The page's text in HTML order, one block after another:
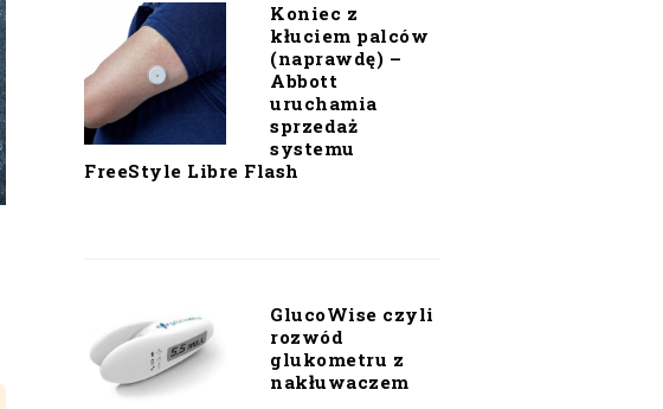
Koniec z
kłuciem palców
(naprawdę) –
Abbott
uruchamia
sprzedaż
systemu
FreeStyle Libre Flash
GlucoWise czyli
rozwód
glukometru z
nakłuwaczem